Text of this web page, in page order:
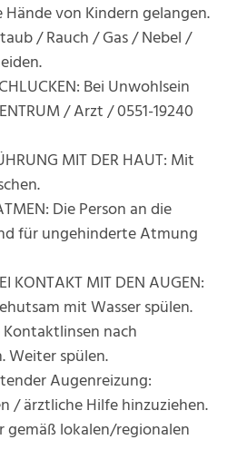
Hände von Kindern gelangen.
/ Rauch / Gas / Nebel /
Bei Unwohlsein
/ Arzt / 0551-19240
MIT DER HAUT: Mit
Die Person an die
für ungehinderte Atmung
KONTAKT MIT DEN AUGEN:
mit Wasser spülen.
nach
Weiter spülen.
Augenreizung:
/ ärztliche Hilfe hinzuziehen.
gemäß lokalen/regionalen